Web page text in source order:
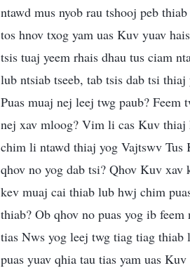
ntawd mus nyob rau tshooj peb
tos hnov txog yam uas Kuv yuav
tsis tuaj yeem rhais dhau tus ciam
lub ntsiab tseeb, tab tsis dab tsi
Puas muaj nej leej twg paub?
nej xav mloog? Vim li cas Kuv thiaj
chim li ntawd thiaj yog Vajtswv Tus
qhov no yog dab tsi? Qhov Kuv
kev muaj cai thiab lub hwj chim
thiab? Ob qhov no puas yog ib
tias Nws yog leej twg tiag tiag
puas yuav qhia tau tias yam uas